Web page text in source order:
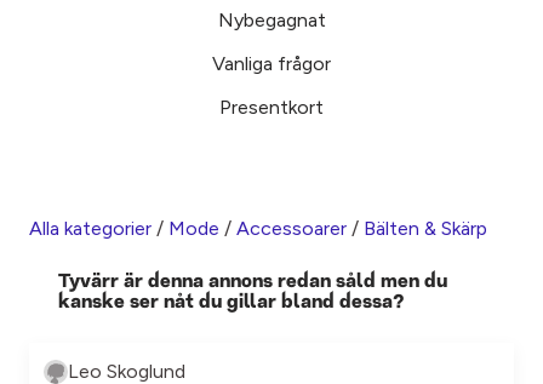
Nybegagnat
Vanliga frågor
Presentkort
Alla kategorier / Mode / Accessoarer / Bälten & Skärp
Tyvärr är denna annons redan såld men du
kanske ser nåt du gillar bland dessa?
Leo Skoglund